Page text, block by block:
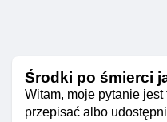
Środki po śmierci
Witam, moje pytanie
przepisać albo